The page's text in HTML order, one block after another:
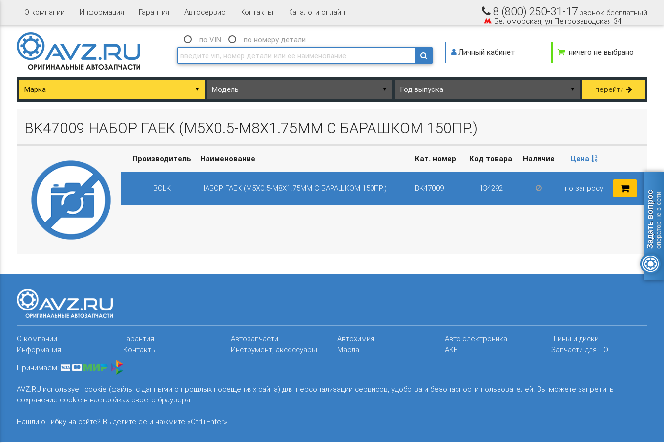
О компании Информация Гарантия Автосервис Контакты Каталоги онлайн
Basket.php
8 (800) 250-31-17 звонок бесплатный
Беломорская, ул Петрозаводская 34
по VIN
по номеру детали
Личный кабинет
ничего не выбрано
▼ ▼ ▼ перейти
BK47009 НАБОР ГАЕК (М5Х0.5-М8Х1.75ММ С БАРАШКОМ 150ПР.)
Производитель Наименование Кат. номер Код товара Наличие Цена
BOLK НАБОР ГАЕК (М5Х0.5-М8Х1.75ММ С БАРАШКОМ 150ПР.) BK47009 134292 по запросу
О компании
Информация
Гарантия
Контакты
Автозапчасти
Инструмент, аксессуары
Автохимия
Масла
Авто электроника
АКБ
Шины и диски
Запчасти для ТО
Принимаем:
AVZ.RU использует cookie (файлы с данными о прошлых посещениях сайта) для персонализации сервисов, удобства и безопасности пользователей. Вы можете запретить
сохранение cookie в настройках своего браузера.
Нашли ошибку на сайте? Выделите ее и нажмите «Ctrl+Enter»
Задать вопросоператор не в сети